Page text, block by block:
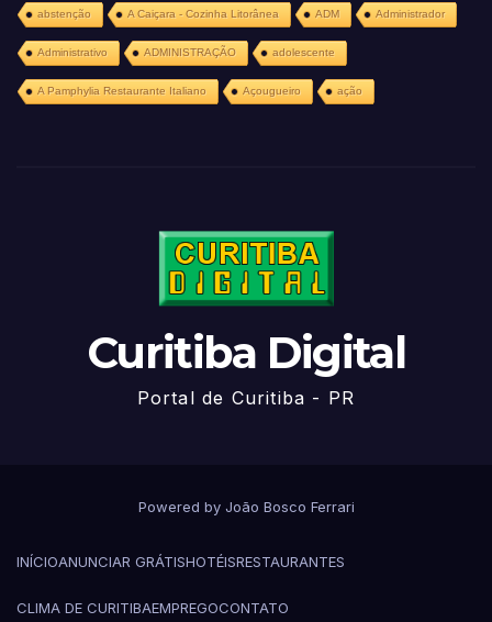
abstenção A Caiçara - Cozinha Litorânea ADM Administrador
Administrativo ADMINISTRAÇÃO adolescente
A Pamphylia Restaurante Italiano Açougueiro ação
Curitiba Digital
Portal de Curitiba - PR
Powered by João Bosco Ferrari
INÍCIOANUNCIAR GRÁTISHOTÉISRESTAURANTES
CLIMA DE CURITIBAEMPREGOCONTATO